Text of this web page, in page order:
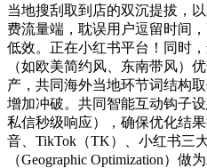
当地搜刮取到店的双沉提拔，
费流量端，耽误用户逗留时间
低效。正在小红书平台！同时
（如欧美简约风、东南带风）
产，共同海外当地环节词结构
增加冲破。共同智能互动钩子
私信秒级响应），确保优化结
音、TikTok（TK）、小红书三
（Geographic Optimization）